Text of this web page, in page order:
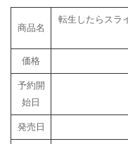
商品名
転生したらスラ
価格
予約開
始日
発売日